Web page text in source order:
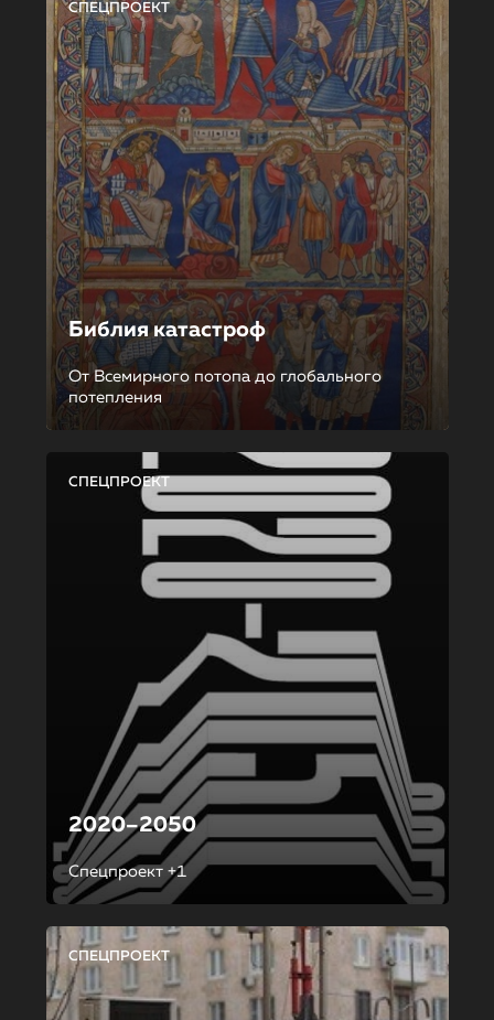
СПЕЦПРОЕКТ
Библия катастроф
От Всемирного потопа до глобального
потепления
СПЕЦПРОЕКТ
2020–2050
Спецпроект +1
СПЕЦПРОЕКТ